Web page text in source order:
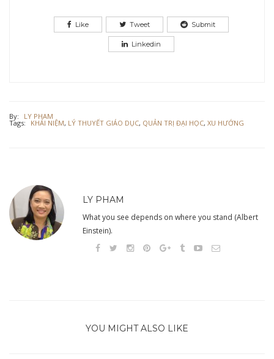
Like Tweet Submit
Linkedin
By: LY PHAM
Tags: KHÁI NIỆM, LÝ THUYẾT GIÁO DỤC, QUẢN TRỊ ĐẠI HỌC, XU HƯỚNG
LY PHAM
What you see depends on where you stand (Albert
Einstein).
YOU MIGHT ALSO LIKE